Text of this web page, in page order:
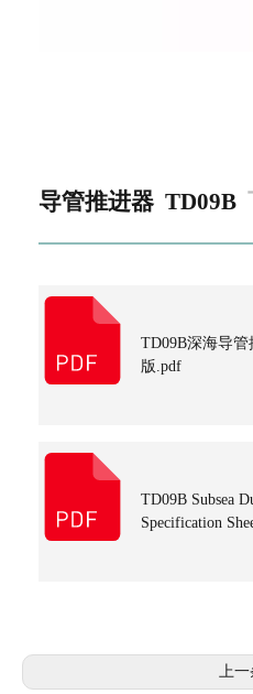
导管推进器 TD09B
TD09B深海导
版.pdf
TD09B Subsea
Specification
上一